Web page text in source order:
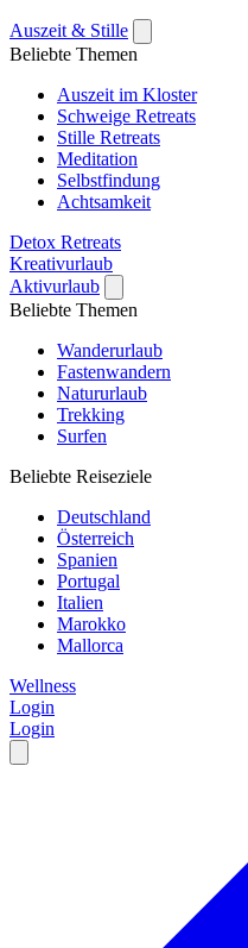
Auszeit & Stille
Beliebte Themen
Auszeit im Kloster
Schweige Retreats
Stille Retreats
Meditation
Selbstfindung
Achtsamkeit
Detox Retreats
Kreativurlaub
Aktivurlaub
Beliebte Themen
Wanderurlaub
Fastenwandern
Natururlaub
Trekking
Surfen
Beliebte Reiseziele
Deutschland
Österreich
Spanien
Portugal
Italien
Marokko
Mallorca
Wellness
Login
Login